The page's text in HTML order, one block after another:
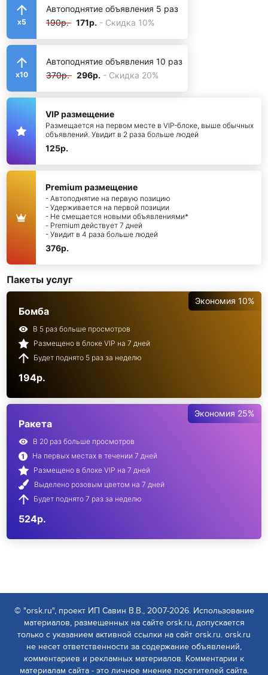
x5
Автоподнятие объявления 5 раз
190р. 171р. - Скидка 10%
x10
Автоподнятие объявления 10 раз
370р. 296р. - Скидка 20%
VIP размещение
Размещается на первом месте в VIP-блоке, выше обычных
объявлений. Увидит в 2 раза больше людей
125р.
Premium размещение
- Автоподнятие на первую позицию
- Удерживается на первой позиции
- Не смещается новыми объявлениями*
- Premium действует 7 дней
- Увидит в 4 раза больше людей
376р.
Пакеты услуг
Экономия 10%
Бомба
В 5 раз больше просмотров
Размещено в блоке VIP на 7 дней
Будет поднято 5 раз за неделю
194р.
Экономия 25%
Ракета
В 20 раз больше просмотров
На первых местах в течении 7 дней
Размещено в блоке VIP на 7 дней
Выделено розовым цветом на 7 дней
Будет поднято 7 раз за неделю
524р.
© "orsk.ru", проект ИП Савин В.В., 2007-2026. Использование
материалов, размещенных на сайте orsk.ru, допускается
только с указанием активной ссылки на сайт orsk.ru. orsk.ru
не несет ответственности за содержание объявлений,
комментариев и рекламных материалов. Комментарии к
материалам сайта - это личное мнение посетителей сайта.